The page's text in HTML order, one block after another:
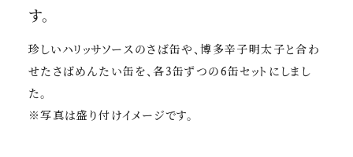
会員メニュー＆ヘルプ
注文履歴
新規会員登録
す。
珍しいハリッサソースのさば缶や、博多辛子明太子と合わ
せたさばめんたい缶を、各3缶ずつの6缶セットにしまし
た。
※写真は盛り付けイメージです。